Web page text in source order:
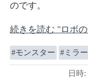
のです。
続きを読む "ロボ
モンスター ミラ
日時: